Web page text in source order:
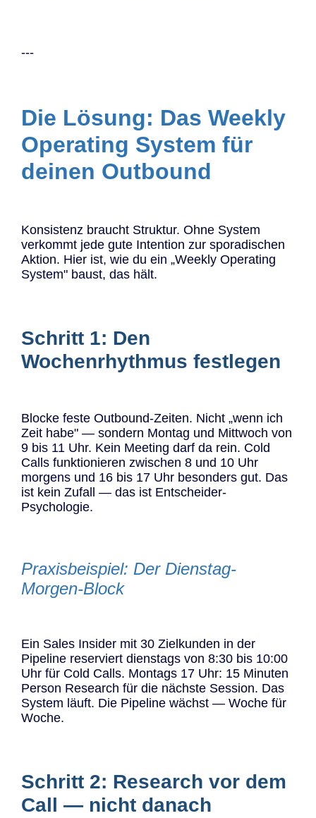
---
Die Lösung: Das Weekly
Operating System für
deinen Outbound
Konsistenz braucht Struktur. Ohne System
verkommt jede gute Intention zur sporadischen
Aktion. Hier ist, wie du ein „Weekly Operating
System" baust, das hält.
Schritt 1: Den
Wochenrhythmus festlegen
Blocke feste Outbound-Zeiten. Nicht „wenn ich
Zeit habe" — sondern Montag und Mittwoch von
9 bis 11 Uhr. Kein Meeting darf da rein. Cold
Calls funktionieren zwischen 8 und 10 Uhr
morgens und 16 bis 17 Uhr besonders gut. Das
ist kein Zufall — das ist Entscheider-
Psychologie.
Praxisbeispiel: Der Dienstag-
Morgen-Block
Ein Sales Insider mit 30 Zielkunden in der
Pipeline reserviert dienstags von 8:30 bis 10:00
Uhr für Cold Calls. Montags 17 Uhr: 15 Minuten
Person Research für die nächste Session. Das
System läuft. Die Pipeline wächst — Woche für
Woche.
Schritt 2: Research vor dem
Call — nicht danach